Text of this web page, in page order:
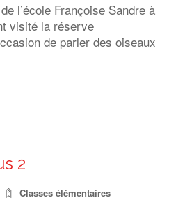
l’école Françoise Sandre à
visité la réserve
de parler des oiseaux
2
Classes élémentaires